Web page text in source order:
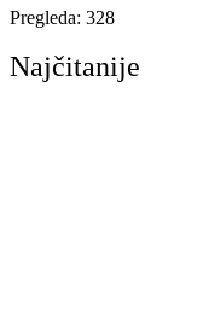
Pregleda: 328
Najčitanije